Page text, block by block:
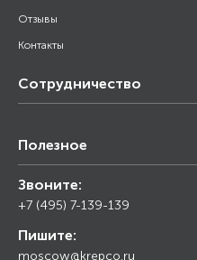
Отзывы
Контакты
Сотрудничество
Снабжение строительства
Торговым организациям
Полезное
Калькулятор
Прайс лист
Ответы на вопросы
Звоните:
+7 (495) 7-139-139
Пишите:
moscow@krepco.ru